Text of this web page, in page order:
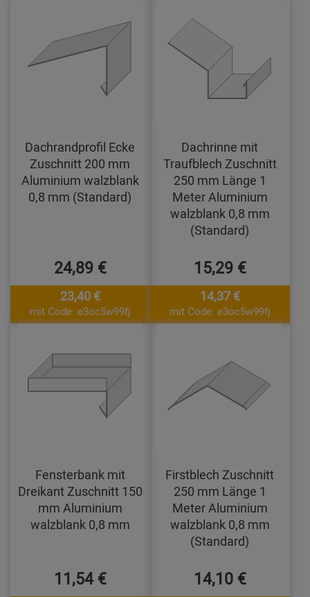
Dachrandprofil Ecke
Zuschnitt 200 mm
Aluminium walzblank
0,8 mm (Standard)
24,89 €
23,40 €
mit Code: e3oc5w99fj
Dachrinne mit
Traufblech Zuschnitt
250 mm Länge 1
Meter Aluminium
walzblank 0,8 mm
(Standard)
15,29 €
14,37 €
mit Code: e3oc5w99fj
Fensterbank mit
Dreikant Zuschnitt 150
mm Aluminium
walzblank 0,8 mm
11,54 €
Firstblech Zuschnitt
250 mm Länge 1
Meter Aluminium
walzblank 0,8 mm
(Standard)
14,10 €